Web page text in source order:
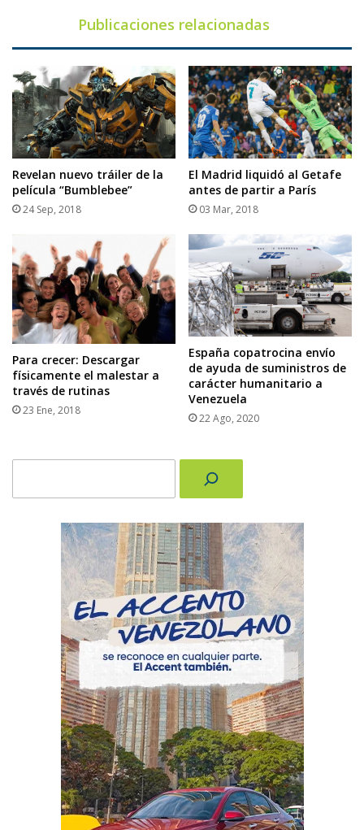
Publicaciones relacionadas
Revelan nuevo tráiler de la
película “Bumblebee”
24 Sep, 2018
El Madrid liquidó al Getafe
antes de partir a París
03 Mar, 2018
Para crecer: Descargar
físicamente el malestar a
través de rutinas
23 Ene, 2018
España copatrocina envío
de ayuda de suministros de
carácter humanitario a
Venezuela
22 Ago, 2020